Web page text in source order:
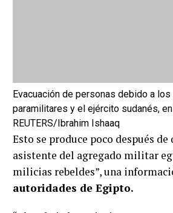
“El embajador egipcio en
misión diplomática egipcia
defensa”, ha precisado en un
Las Fuerzas Armadas de Sudán
“apuntar” a los ciudadanos,
residenciales”,utilizando a los